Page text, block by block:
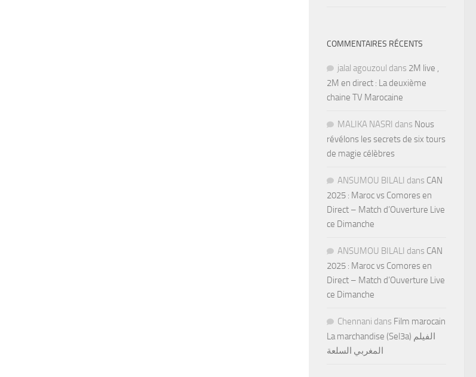
COMMENTAIRES RÉCENTS
jalal agouzoul dans 2M live ,
2M en direct : La deuxième
chaine TV Marocaine
MALIKA NASRI dans Nous
révélons les secrets de six tours
de magie célèbres
ANSUMOU BILALI dans CAN
2025 : Maroc vs Comores en
Direct – Match d’Ouverture Live
ce Dimanche
ANSUMOU BILALI dans CAN
2025 : Maroc vs Comores en
Direct – Match d’Ouverture Live
ce Dimanche
Chennani dans Film marocain
La marchandise (Sel3a) الفيلم
المغربي السلعة